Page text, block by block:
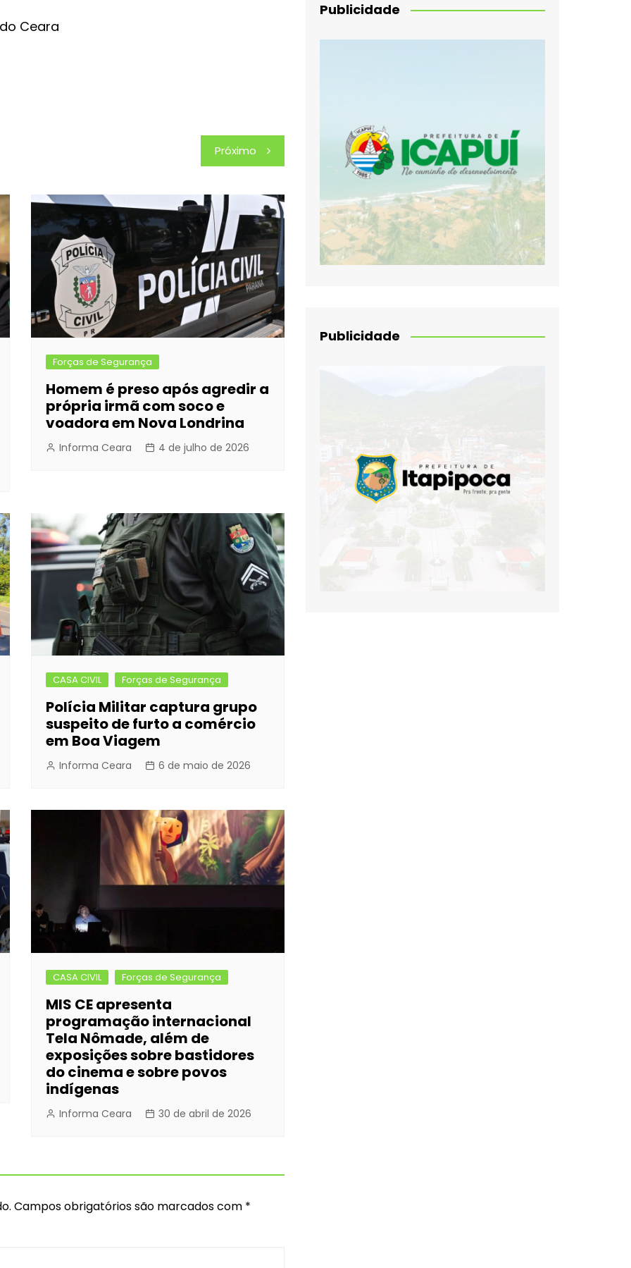
Ceara
Próximo
Forças de Segurança
Homem é preso após agredir a
própria irmã com soco e
voadora em Nova Londrina
Informa Ceara 4 de julho de 2026
CASA CIVIL Forças de Segurança
Polícia Militar captura grupo
suspeito de furto a comércio
em Boa Viagem
Informa Ceara 6 de maio de 2026
CASA CIVIL Forças de Segurança
MIS CE apresenta
programação internacional
Tela Nômade, além de
exposições sobre bastidores
do cinema e sobre povos
indígenas
Informa Ceara 30 de abril de 2026
Campos obrigatórios são marcados com *
Publicidade
Publicidade